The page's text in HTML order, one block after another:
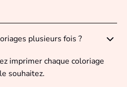
plusieurs fois ?
imprimer chaque coloriage
souhaitez.